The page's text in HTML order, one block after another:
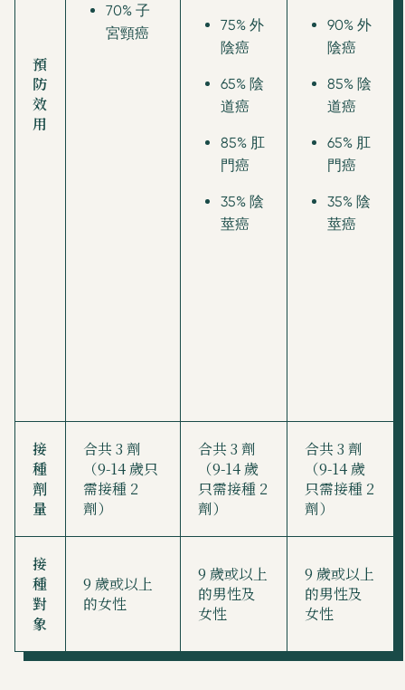
預
防
效
用
70% 子
宮頸癌
75% 外
陰癌
65% 陰
道癌
85% 肛
門癌
35% 陰
莖癌
90% 外
陰癌
85% 陰
道癌
65% 肛
門癌
35% 陰
莖癌
接
種
劑
量
合共 3 劑
（9-14 歲只
需接種 2
劑）
合共 3 劑
（9-14 歲
只需接種 2
劑）
合共 3 劑
（9-14 歲
只需接種 2
劑）
接
種
對
象
9 歲或以上
的女性
9 歲或以上
的男性及
女性
9 歲或以上
的男性及
女性